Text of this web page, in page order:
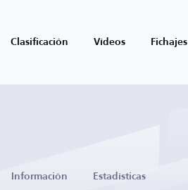
Clasificación Vídeos Fichajes
Información Estadísticas